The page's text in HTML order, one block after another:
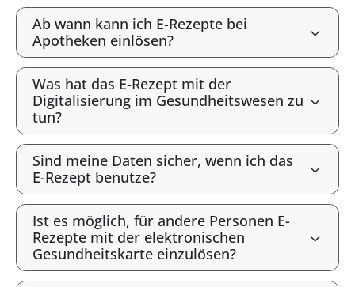
Ab wann kann ich E-Rezepte bei
Apotheken einlösen?
Was hat das E-Rezept mit der
Digitalisierung im Gesundheitswesen zu
tun?
Sind meine Daten sicher, wenn ich das
E-Rezept benutze?
Ist es möglich, für andere Personen E-
Rezepte mit der elektronischen
Gesundheitskarte einzulösen?